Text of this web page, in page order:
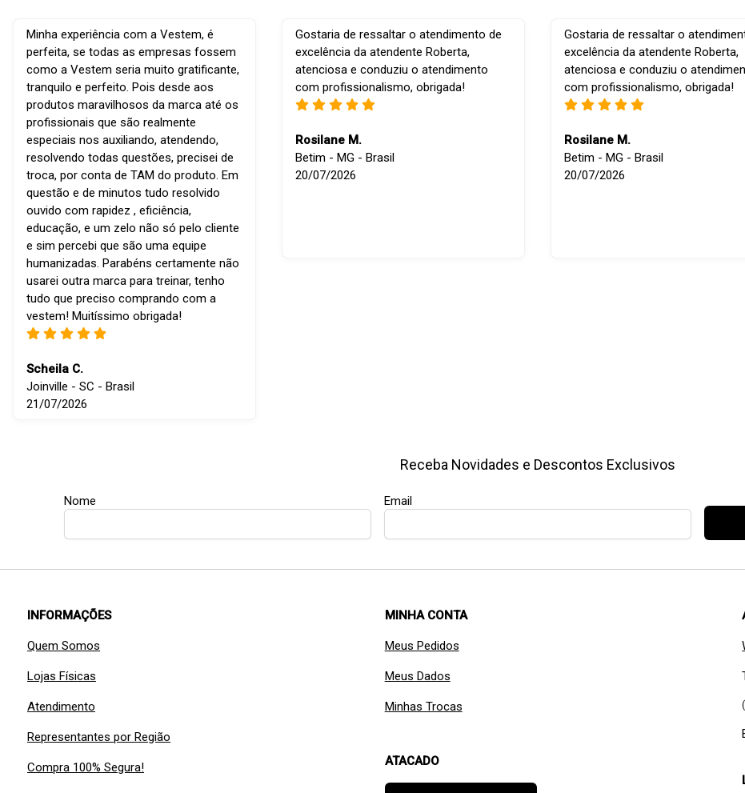
Minha experiência com a Vestem, é
perfeita, se todas as empresas fossem
como a Vestem seria muito gratificante,
tranquilo e perfeito. Pois desde aos
produtos maravilhosos da marca até os
profissionais que são realmente
especiais nos auxiliando, atendendo,
resolvendo todas questões, precisei de
troca, por conta de TAM do produto. Em
questão e de minutos tudo resolvido
ouvido com rapidez , eficiência,
educação, e um zelo não só pelo cliente
e sim percebi que são uma equipe
humanizadas. Parabéns certamente não
usarei outra marca para treinar, tenho
tudo que preciso comprando com a
vestem! Muitíssimo obrigada!
Scheila C.
Joinville - SC - Brasil
21/07/2026
Gostaria de ressaltar o atendimento de
excelência da atendente Roberta,
atenciosa e conduziu o atendimento
com profissionalismo, obrigada!
Rosilane M.
Betim - MG - Brasil
20/07/2026
Gostaria de ressaltar o
excelência da atendente Roberta,
atenciosa e conduziu o
com profissionalismo, obrigada!
Rosilane M.
Betim - MG - Brasil
20/07/2026
Receba Novidades e Descontos Exclusivos
Nome Email
INFORMAÇÕES
Quem Somos
Lojas Físicas
Atendimento
Representantes por Região
Compra 100% Segura!
MINHA CONTA
Meus Pedidos
Meus Dados
Minhas Trocas
ATACADO